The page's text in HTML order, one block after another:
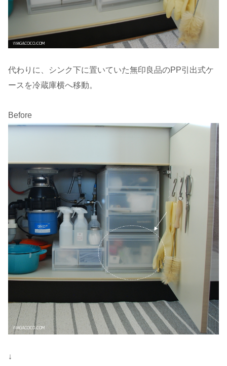
代わりに、シンク下に置いていた無印良品のPP引出式ケ
ースを冷蔵庫横へ移動。
Before
↓